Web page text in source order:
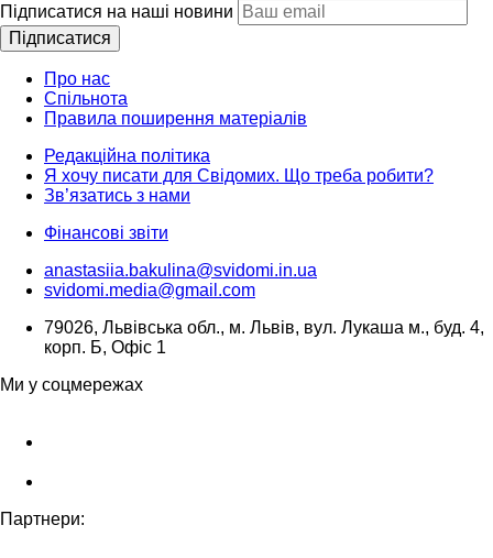
Підписатися на наші новини
Підписатися
Про нас
Спільнота
Правила поширення матеріалів
Редакційна політика
Я хочу писати для Свідомих. Що треба робити?
Зв’язатись з нами
Фінансові звіти
anastasiia.bakulina@svidomi.in.ua
svidomi.media@gmail.com
79026, Львівська обл., м. Львів, вул. Лукаша м., буд. 4,
корп. Б, Офіс 1
Ми у соцмережах
Партнери: